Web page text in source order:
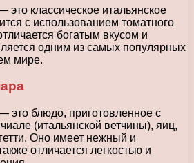
это классическое итальянское
с использованием томатного
богатым вкусом и
одним из самых популярных
мире.
это блюдо, приготовленное с
(итальянской ветчины), яиц,
Оно имеет нежный и
отличается легкостью и